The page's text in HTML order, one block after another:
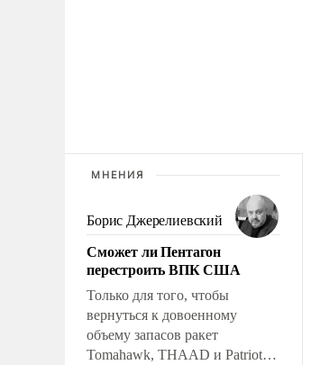
МНЕНИЯ
Борис Джерелиевский
Сможет ли Пентагон
перестроить ВПК США
Только для того, чтобы
вернуться к довоенному
объему запасов ракет
Tomahawk, THAAD и Patriot